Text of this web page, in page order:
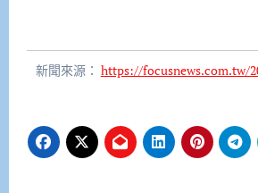
新聞來源： https://focusnews.com.tw/